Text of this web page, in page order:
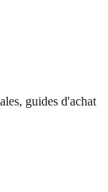
guides d'achat